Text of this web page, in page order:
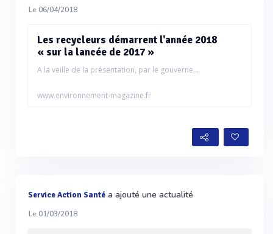
Le 06/04/2018
Les recycleurs démarrent l'année 2018
« sur la lancée de 2017 »
A la veille de la présentation, par le gouverne...
www.environnement-magazine.fr
Service Action Santé a ajouté une actualité
Le 01/03/2018